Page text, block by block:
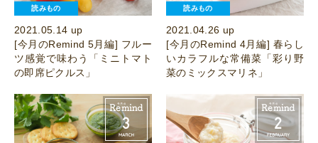
読みもの
2021.05.14 up
[今月のRemind 5月編] フルー
ツ感覚で味わう「ミニトマト
の即席ピクルス」
読みもの
2021.04.26 up
[今月のRemind 4月編] 春らし
いカラフルな常備菜「彩り野
菜のミックスマリネ」